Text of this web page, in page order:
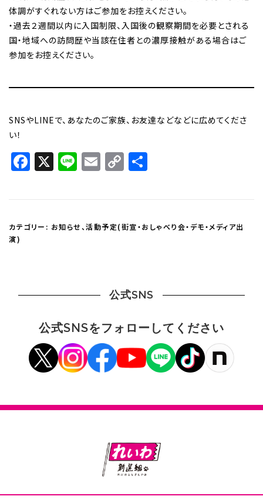
体調がすぐれない方はご参加をお控えください。
・過去２週間以内に入国制限、入国後の観察期間を必要とされる
国・地域への訪問歴や当該在住者との濃厚接触がある場合はご
参加をお控えください。
SNSやLINEで、あなたのご家族、お友達などなどに広めてくださ
い！
Facebook
X LineEmail
Copy
カテゴリー: お知らせ、活動予定(街宣・おしゃべり会・デモ・メディア出
演)
公式SNS
公式SNSをフォローしてください